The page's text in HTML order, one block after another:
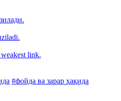
link.
#фойда ва зарар ҳақида